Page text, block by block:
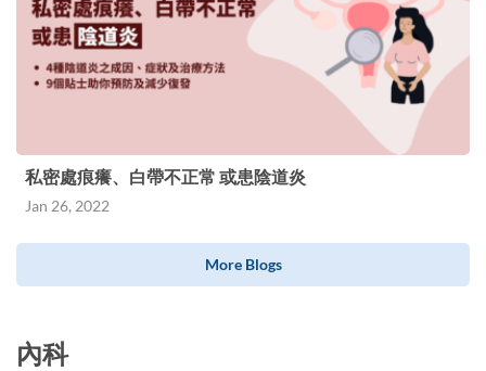
私密處痕癢、白帶不正常 或患陰道炎
Jan 26, 2022
More Blogs
內科